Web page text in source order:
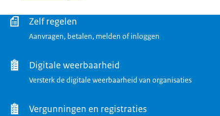
Menu Zelf regelen
Aanvragen, betalen, melden of inloggen
Digitale weerbaarheid
Versterk de digitale weerbaarheid van organisaties
Vergunningen en registraties